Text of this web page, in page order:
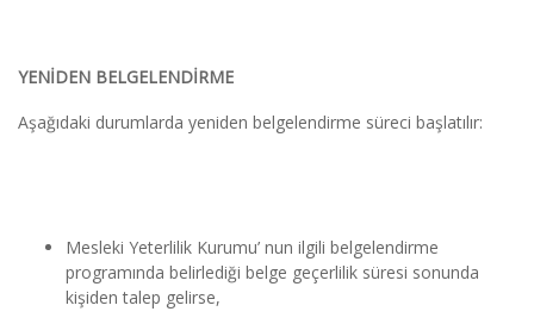
YENİDEN BELGELENDİRME
Aşağıdaki durumlarda yeniden belgelendirme süreci başlatılır:
Mesleki Yeterlilik Kurumu’ nun ilgili belgelendirme
programında belirlediği belge geçerlilik süresi sonunda
kişiden talep gelirse,